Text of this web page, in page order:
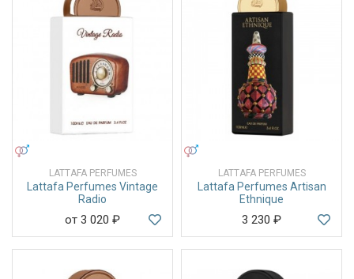
LATTAFA PERFUMES
Lattafa Perfumes Vintage
Radio
от 3 020 ₽
LATTAFA PERFUMES
Lattafa Perfumes Artisan
Ethnique
3 230 ₽